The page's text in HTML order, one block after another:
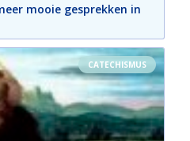
mooie gesprekken in
CATECHISMUS